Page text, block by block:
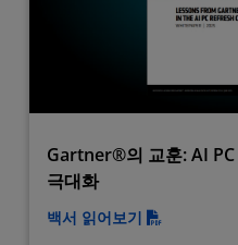
Gartner®의 교훈: AI
극대화
백서 읽어보기